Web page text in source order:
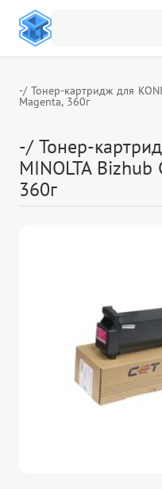
-/ Тонер-картридж для
Magenta, 360г
-/ Тонер-
MINOLTA
360г